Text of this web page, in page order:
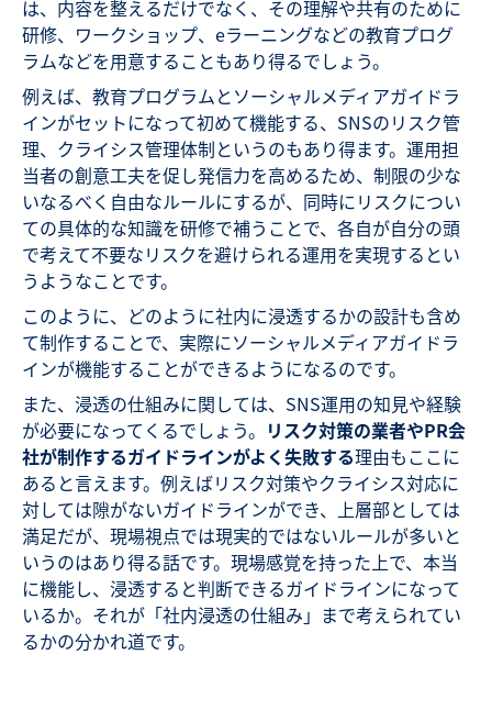
は、内容を整えるだけでなく、その理解や共有のために
研修、ワークショップ、eラーニングなどの教育プログ
ラムなどを用意することもあり得るでしょう。
例えば、教育プログラムとソーシャルメディアガイドラ
インがセットになって初めて機能する、SNSのリスク管
理、クライシス管理体制というのもあり得ます。運用担
当者の創意工夫を促し発信力を高めるため、制限の少な
いなるべく自由なルールにするが、同時にリスクについ
ての具体的な知識を研修で補うことで、各自が自分の頭
で考えて不要なリスクを避けられる運用を実現するとい
うようなことです。
このように、どのように社内に浸透するかの設計も含め
て制作することで、実際にソーシャルメディアガイドラ
インが機能することができるようになるのです。
また、浸透の仕組みに関しては、SNS運用の知見や経験
が必要になってくるでしょう。 リスク対策の業者やPR会
社が制作するガイドラインがよく失敗する理由もここに
あると言えます。例えばリスク対策やクライシス対応に
対しては隙がないガイドラインができ、上層部としては
満足だが、現場視点では現実的ではないルールが多いと
いうのはあり得る話です。現場感覚を持った上で、本当
に機能し、浸透すると判断できるガイドラインになって
いるか。それが「社内浸透の仕組み」まで考えられてい
るかの分かれ道です。